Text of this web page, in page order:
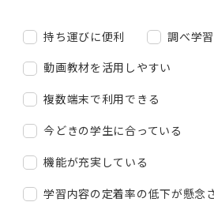
持ち運びに便利
調べ学
動画教材を活用しやすい
複数端末で利用できる
今どきの学生に合っている
機能が充実している
学習内容の定着率の低下が懸念